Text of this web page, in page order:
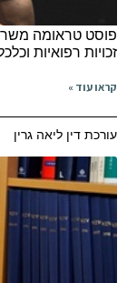
פוסט טראומה משרד
זכויות רפואיות
קראו עוד »
עורכת דין ליאה גרין